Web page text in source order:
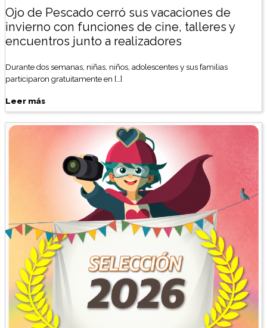
Ojo de Pescado cerró sus vacaciones de
invierno con funciones de cine, talleres y
encuentros junto a realizadores
Durante dos semanas, niñas, niños, adolescentes y sus familias
participaron gratuitamente en […]
Leer más